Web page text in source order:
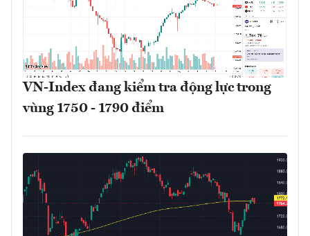
VN-Index đang kiểm tra động lực trong
vùng 1750 - 1790 điểm